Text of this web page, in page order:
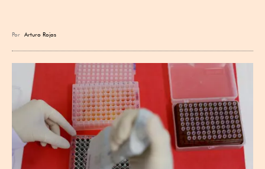
Por Arturo Rojas